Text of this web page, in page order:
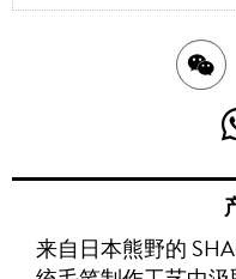
分
来自日本熊野的